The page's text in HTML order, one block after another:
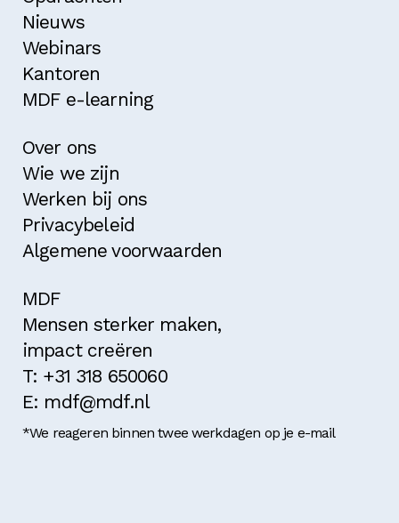
Nieuws
Webinars
Kantoren
MDF e-learning
Over ons
Wie we zijn
Werken bij ons
Privacybeleid
Algemene voorwaarden
MDF
Mensen sterker maken,
impact creëren
T: +31 318 650060
E: mdf@mdf.nl
*We reageren binnen twee werkdagen op je e-mail